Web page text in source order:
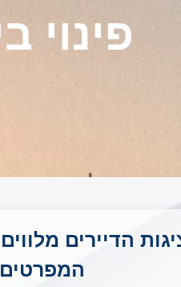
פינוי
הדיירים